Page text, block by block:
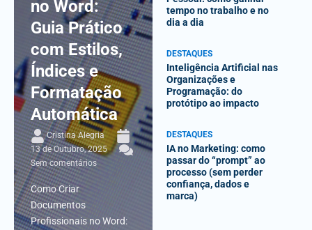
no Word:
Guia Prático
com Estilos,
Índices e
Formatação
Automática
Cristina Alegria
13 de Outubro, 2025
Sem comentários
Como Criar
Documentos
Profissionais no Word:
tempo no trabalho e no
dia a dia
DESTAQUES
Inteligência Artificial nas
Organizações e
Programação: do
protótipo ao impacto
DESTAQUES
IA no Marketing: como
passar do “prompt” ao
processo (sem perder
confiança, dados e
marca)